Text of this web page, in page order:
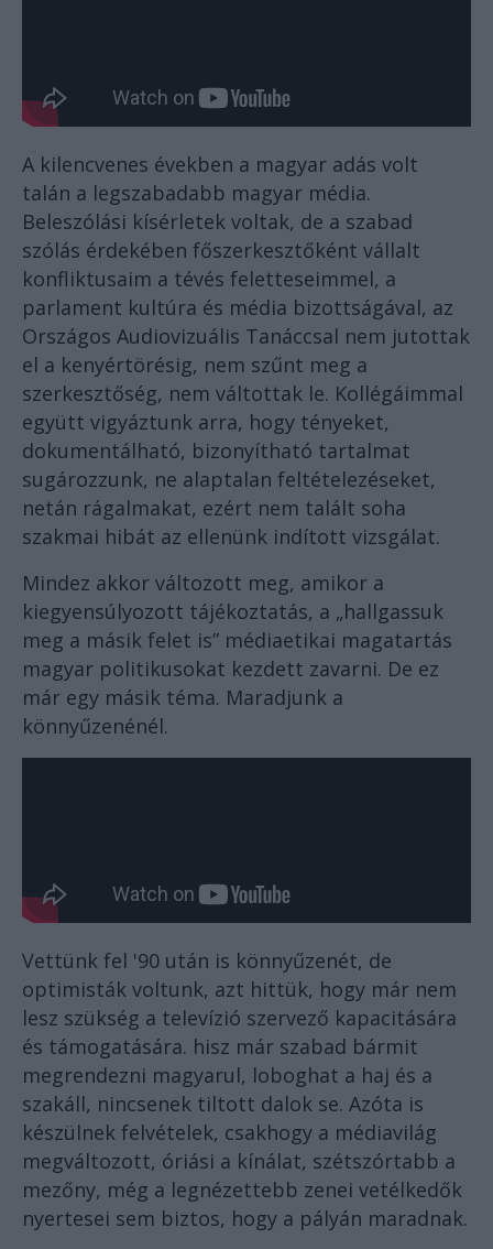
A kilencvenes években a magyar adás volt
talán a legszabadabb magyar média.
Beleszólási kísérletek voltak, de a szabad
szólás érdekében főszerkesztőként vállalt
konfliktusaim a tévés feletteseimmel, a
parlament kultúra és média bizottságával, az
Országos Audiovizuális Tanáccsal nem jutottak
el a kenyértörésig, nem szűnt meg a
szerkesztőség, nem váltottak le. Kollégáimmal
együtt vigyáztunk arra, hogy tényeket,
dokumentálható, bizonyítható tartalmat
sugározzunk, ne alaptalan feltételezéseket,
netán rágalmakat, ezért nem talált soha
szakmai hibát az ellenünk indított vizsgálat.
Mindez akkor változott meg, amikor a
kiegyensúlyozott tájékoztatás, a „hallgassuk
meg a másik felet is” médiaetikai magatartás
magyar politikusokat kezdett zavarni. De ez
már egy másik téma. Maradjunk a
könnyűzenénél.
Vettünk fel '90 után is könnyűzenét, de
optimisták voltunk, azt hittük, hogy már nem
lesz szükség a televízió szervező kapacitására
és támogatására. hisz már szabad bármit
megrendezni magyarul, loboghat a haj és a
szakáll, nincsenek tiltott dalok se. Azóta is
készülnek felvételek, csakhogy a médiavilág
megváltozott, óriási a kínálat, szétszórtabb a
mezőny, még a legnézettebb zenei vetélkedők
nyertesei sem biztos, hogy a pályán maradnak.